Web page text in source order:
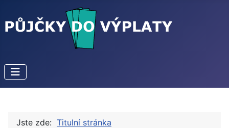
Jste zde: Titulní stránka